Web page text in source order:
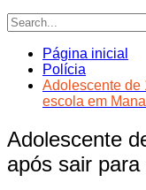
Página inicial
Polícia
Adolescente de
escola em
Adolescente
após sair